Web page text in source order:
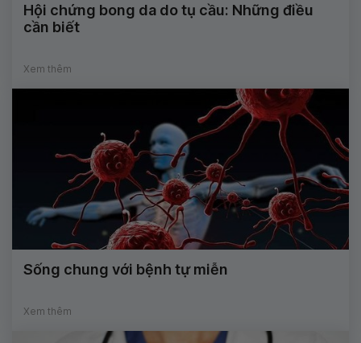
Hội chứng bong da do tụ cầu: Những điều
cần biết
Xem thêm
Sống chung với bệnh tự miễn
Xem thêm